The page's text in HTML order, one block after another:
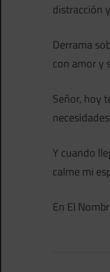
distracción
Derrama
con amor y
Señor, hoy
Y cuando
calme mi
En El